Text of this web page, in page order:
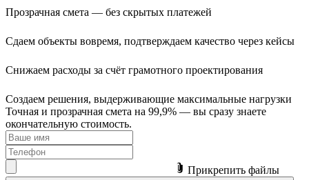
Прозрачная смета — без скрытых платежей
Сдаем объекты вовремя, подтверждаем качество через кейсы
Снижаем расходы за счёт грамотного проектирования
Создаем решения, выдерживающие максимальные нагрузки
Точная и прозрачная смета на 99,9% — вы сразу знаете
окончательную стоимость.
Прикрепить файлы